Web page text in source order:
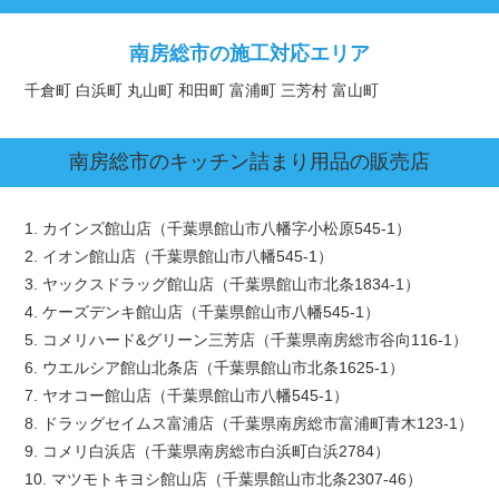
南房総市の施工対応エリア
千倉町 白浜町 丸山町 和田町 富浦町 三芳村 富山町
南房総市のキッチン詰まり用品の販売店
1. カインズ館山店（千葉県館山市八幡字小松原545-1）
2. イオン館山店（千葉県館山市八幡545-1）
3. ヤックスドラッグ館山店（千葉県館山市北条1834-1）
4. ケーズデンキ館山店（千葉県館山市八幡545-1）
5. コメリハード&グリーン三芳店（千葉県南房総市谷向116-1）
6. ウエルシア館山北条店（千葉県館山市北条1625-1）
7. ヤオコー館山店（千葉県館山市八幡545-1）
8. ドラッグセイムス富浦店（千葉県南房総市富浦町青木123-1）
9. コメリ白浜店（千葉県南房総市白浜町白浜2784）
10. マツモトキヨシ館山店（千葉県館山市北条2307-46）